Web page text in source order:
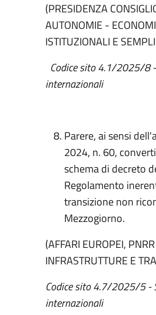
(PRESIDENZA
AUTONOMIE -
ISTITUZIONALI E
Codice sito 4.1/2025/8
internazionali
Parere, ai sensi
2024, n. 60,
schema di decreto
Regolamento
transizione non
Mezzogiorno.
(AFFARI EUROPEI,
INFRASTRUTTURE E
Codice sito4.7/2025/5 -
internazionali